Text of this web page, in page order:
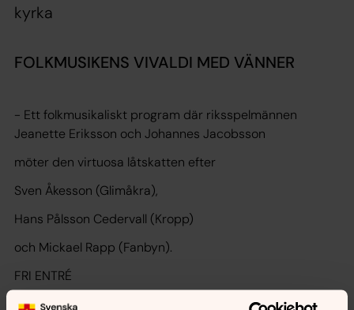
kyrka
FOLKMUSIKENS VIVALDI MED VÄNNER
- Ett folkmusikaliskt program där riksspelmännen
Jeanette Eriksson och Johannes Jacobsson
möter den virtuosa låtskatten efter
Sven Åkesson (Glimåkra),
Hans Pålsson Cedervall (Kropp)
och Mickael Rapp (Fanbyn).
FRI ENTRÉ